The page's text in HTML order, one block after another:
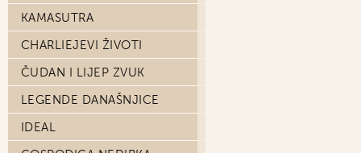
KAMASUTRA
CHARLIEJEVI ŽIVOTI
ČUDAN I LIJEP ZVUK
LEGENDE DANAŠNJICE
IDEAL